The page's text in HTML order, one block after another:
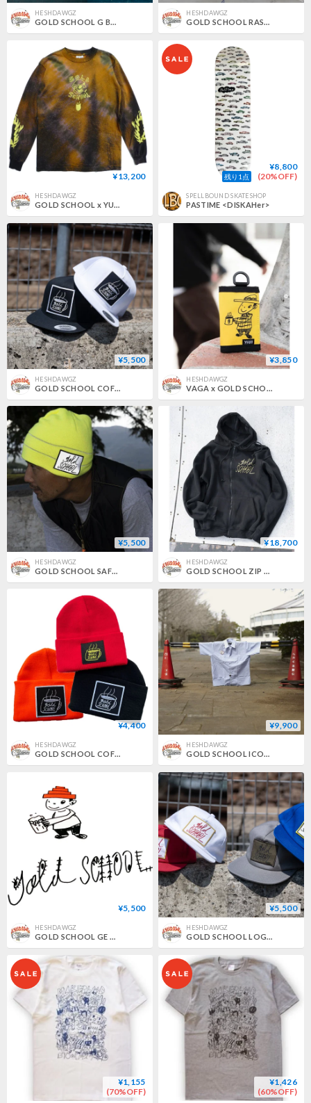
HESHDAWGZ
GOLD SCHOOL G BOY HEAVYWEIGHT CREWNECK
HESHDAWGZ
GOLD SCHOOL RASTA HAT
¥13,200
HESHDAWGZ
GOLD SCHOOL x YUKIDYE PURGATORY L/S TEE
残り1点
¥8,800
(20%OFF)
SPELLBOUND SKATESHOP
PASTIME <DISKAHer>
¥5,500
HESHDAWGZ
GOLD SCHOOL COFFEE CUP MESH CAP
¥3,850
HESHDAWGZ
VAGA x GOLD SCHOOL NANO WALLET
¥5,500
HESHDAWGZ
GOLD SCHOOL SAFETY BEANIE
¥18,700
HESHDAWGZ
GOLD SCHOOL ZIP UP HOODIE
¥4,400
HESHDAWGZ
GOLD SCHOOL COFFEE CUP BEANIE
¥9,900
HESHDAWGZ
GOLD SCHOOL ICON WORK SHIRT
¥5,500
HESHDAWGZ
GOLD SCHOOL GE VO TEE
¥5,500
HESHDAWGZ
GOLD SCHOOL LOGO TWILL CAP
¥1,155
(70%OFF)
¥1,426
(60%OFF)